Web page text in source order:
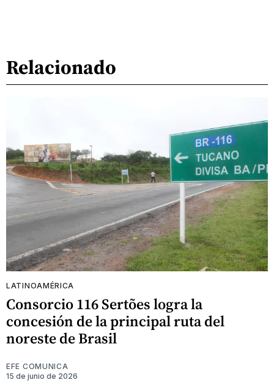
Relacionado
LATINOAMÉRICA
Consorcio 116 Sertões logra la
concesión de la principal ruta del
noreste de Brasil
EFE COMUNICA
15 de junio de 2026